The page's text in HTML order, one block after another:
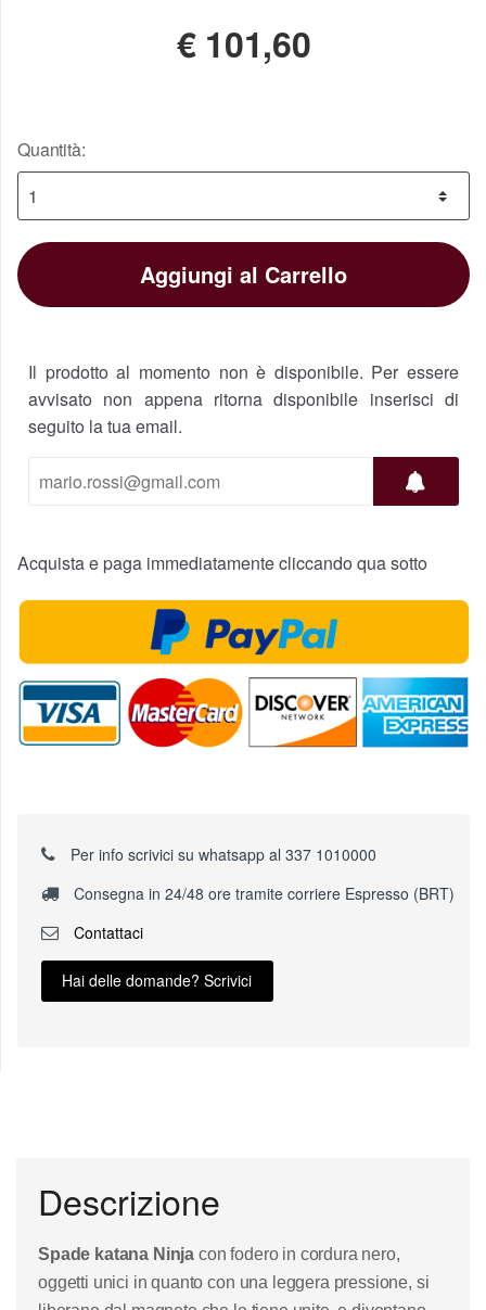
€ 101,60
Quantità:
Aggiungi al Carrello
Il prodotto al momento non è disponibile. Per essere
avvisato non appena ritorna disponibile inserisci di
seguito la tua email.
Acquista e paga immediatamente cliccando qua sotto
Per info scrivici su whatsapp al 337 1010000
Consegna in 24/48 ore tramite corriere Espresso (BRT)
Contattaci
Hai delle domande? Scrivici
Descrizione
Spade katana Ninja con fodero in cordura nero,
oggetti unici in quanto con una leggera pressione, si